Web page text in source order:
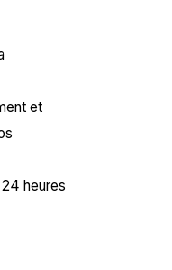
et
heures